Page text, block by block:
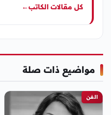
كل مقالات الكاتب←
مواضيع ذات صلة
الفن